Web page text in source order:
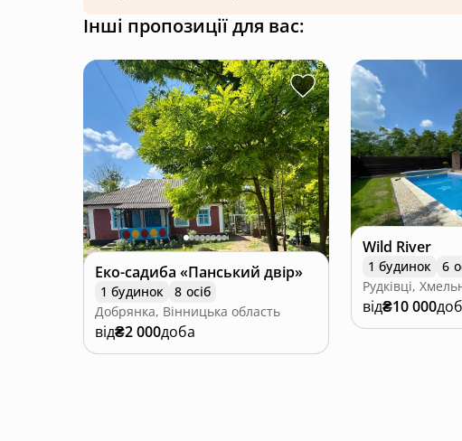
Інші пропозиції для вас:
Еко-садиба «Панський двір»
1 будинок
8 осіб
Добрянка, Вінницька область
від₴2 000доба
Wild River
1 будинок
6
Рудківці,
від₴10 000